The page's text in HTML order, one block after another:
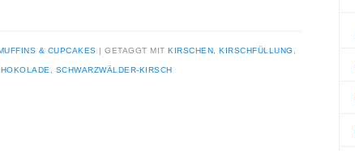
& CUPCAKES GETAGGT MIT KIRSCHEN KIRSCHFÜLLUNG
SCHWARZWÄLDER-KIRSCH